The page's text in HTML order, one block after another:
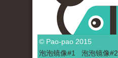
© Pao-pao 2015
泡泡镜像#1 泡泡镜像#2